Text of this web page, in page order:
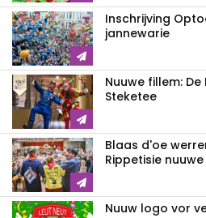
Inschrijving
jannewarie
Nuuwe fillem:
Steketee
Blaas d'oe
Rippetisie
Nuuw logo vor